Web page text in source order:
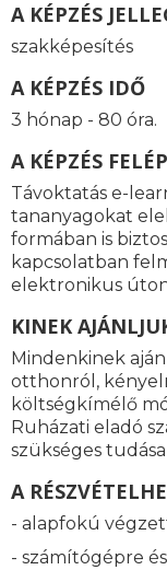
A KÉPZÉS
szakképesítés
A KÉPZÉS IDŐ
3 hónap - 80 óra.
A KÉPZÉS
Távoktatás e-
tananyagokat
formában is
kapcsolatban
elektronikus
KINEK
Mindenkinek
otthonról,
költségkímélő
Ruházati eladó
szükséges
A
- alapfokú
- számítógépre